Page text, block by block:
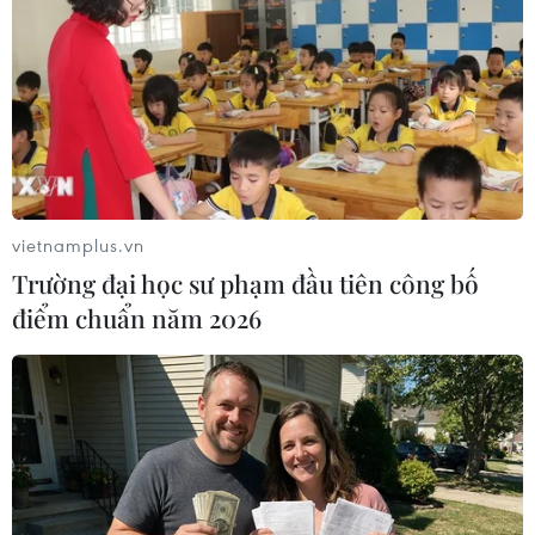
Tai nạn xe buýt và sự cố xe
bồn chở xăng dầu gây
nhiều thương vong ở châu
Phi
09/08/2026 03:15
Chính phủ Mỹ giải mật đợt
5 hồ sơ UFO
09/08/2026 03:02
Thái Lan xây dựng tiêu
chuẩn an toàn trường học
quốc gia sau vụ xả súng
09/08/2026 02:26
Khủng hoảng nắng nóng
đẩy 34 tỉnh của Pháp vào
mức nguy cơ cháy rừng cao
08/08/2026 23:59
vietnamplus.vn
Trường đại học sư phạm đầu tiên công bố
điểm chuẩn năm 2026